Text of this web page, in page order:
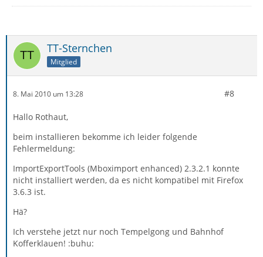
TT-Sternchen
Mitglied
8. Mai 2010 um 13:28 #8
Hallo Rothaut,
beim installieren bekomme ich leider folgende
Fehlermeldung:
ImportExportTools (Mboximport enhanced) 2.3.2.1 konnte
nicht installiert werden, da es nicht kompatibel mit Firefox
3.6.3 ist.
Hä?
Ich verstehe jetzt nur noch Tempelgong und Bahnhof
Kofferklauen! :buhu: